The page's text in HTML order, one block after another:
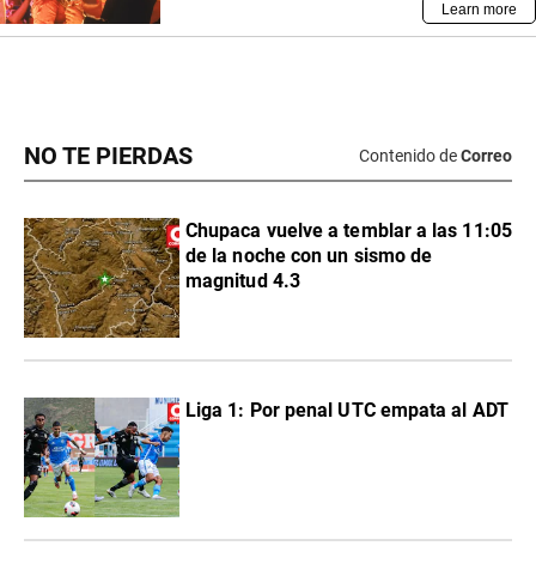
NO TE PIERDAS Contenido deCorreo
Chupaca vuelve a temblar a las 11:05
de la noche con un sismo de
magnitud 4.3
Liga 1: Por penal UTC empata al ADT